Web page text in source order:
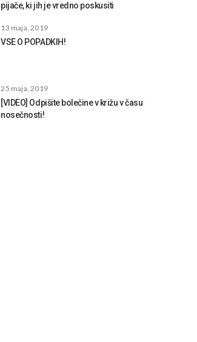
pijače, ki jih je vredno poskusiti
13 maja, 2019
VSE O POPADKIH!
25 maja, 2019
[VIDEO] Odpišite bolečine v križu v času
nosečnosti!